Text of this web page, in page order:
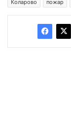
Коларово
пожар